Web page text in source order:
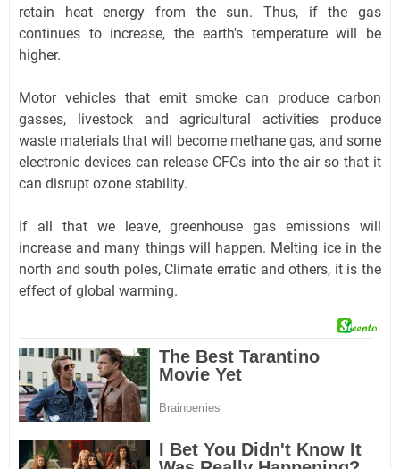
retain heat energy from the sun. Thus, if the gas
continues to increase, the earth's temperature will be
higher.
Motor vehicles that emit smoke can produce carbon
gasses, livestock and agricultural activities produce
waste materials that will become methane gas, and some
electronic devices can release CFCs into the air so that it
can disrupt ozone stability.
If all that we leave, greenhouse gas emissions will
increase and many things will happen. Melting ice in the
north and south poles, Climate erratic and others, it is the
effect of global warming.